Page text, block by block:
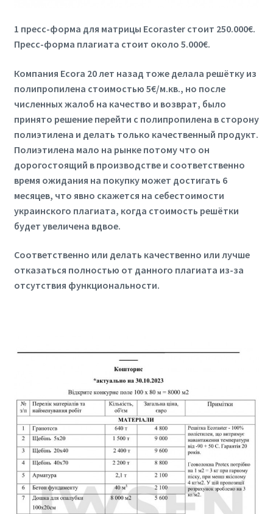
1 пресс-форма для матрицы Ecoraster стоит 250.000€.
Пресс-форма плагиата стоит около 5.000€.
Компания Ecora 20 лет назад тоже делала решётку из
полипропилена стоимостью 5€/м.кв., но после
численных жалоб на качество и возврат, было
принято решение перейти с полипропилена в сторону
полиэтилена и делать только качественный продукт.
Полиэтилена мало на рынке потому что он
дорогостоящий в производстве и соответственно
время ожидания на покупку может достигать 6
месяцев, что явно скажется на себестоимости
украинского плагиата, когда стоимость решётки
будет увеличена вдвое.
Соответственно или делать качественно или лучше
отказаться полностью от данного плагиата из-за
отсутствия функциональности.